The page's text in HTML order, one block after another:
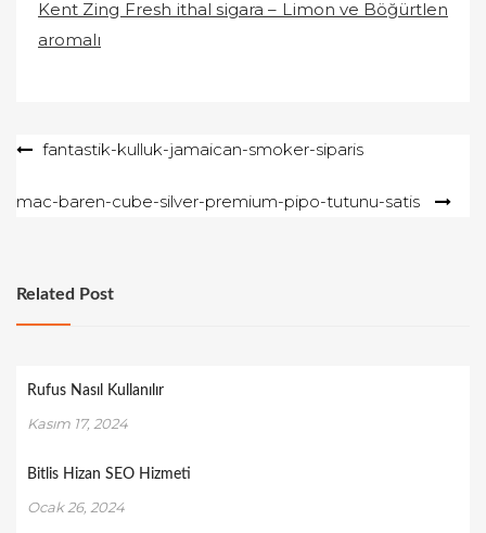
Kent Zing Fresh ithal sigara – Limon ve Böğürtlen
aromalı
Yazıfantastik-kulluk-jamaican-smoker-siparis
mac-baren-cube-silver-premium-pipo-tutunu-satis
Related Post
Rufus Nasıl Kullanılır
Kasım 17, 2024
Bitlis Hizan SEO Hizmeti
Ocak 26, 2024